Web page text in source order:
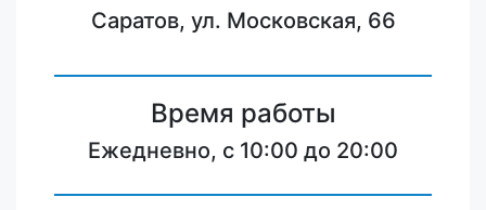
Саратов, ул. Московская, 66
Время работы
Ежедневно, с 10:00 до 20:00